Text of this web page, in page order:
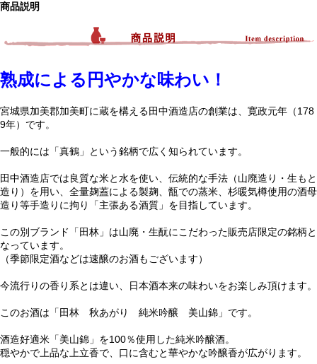
商品説明
熟成による円やかな味わい！
宮城県加美郡加美町に蔵を構える田中酒造店の創業は、寛政元年（178
9年）です。
一般的には「真鶴」という銘柄で広く知られています。
田中酒造店では良質な米と水を使い、伝統的な手法（山廃造り・生もと
造り）を用い、全量麹蓋による製麹、甑での蒸米、杉暖気樽使用の酒母
造り等手造りに拘り「主張ある酒質」を目指しています。
この別ブランド「田林」は山廃・生酛にこだわった販売店限定の銘柄と
なっています。
（季節限定酒などは速醸のお酒もございます）
今流行りの香り系とは違い、日本酒本来の味わいをお楽しみ頂けます。
このお酒は「田林 秋あがり 純米吟醸 美山錦」です。
酒造好適米「美山錦」を100％使用した純米吟醸酒。
穏やかで上品な上立香で、口に含むと華やかな吟醸香が広がります。